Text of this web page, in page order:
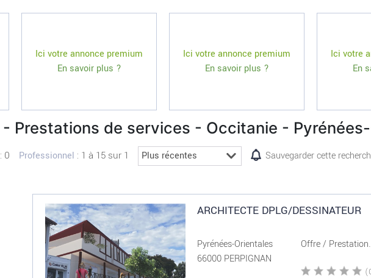
Ici votre annonce premium
En savoir plus ?
Ici votre annonce premium
En savoir plus ?
Ici votre
En
Prestations de services - Occitanie -
: 0 Professionnel : 1 à 15 sur 1 Sauvegarder cette
ARCHITECTE DPLG/DESSINATEUR
Pyrénées-Orientales
66000 PERPIGNAN
Offre /